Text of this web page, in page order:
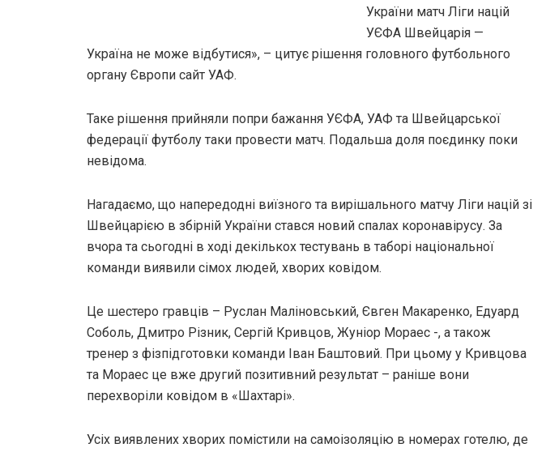
України матч Ліги націй
УЄФА Швейцарія —
Україна не може відбутися», – цитує рішення головного футбольного
органу Європи сайт УАФ.
Таке рішення прийняли попри бажання УЄФА, УАФ та Швейцарської
федерації футболу таки провести матч. Подальша доля поєдинку поки
невідома.
Нагадаємо, що напередодні виїзного та вирішального матчу Ліги націй зі
Швейцарією в збірній України стався новий спалах коронавірусу. За
вчора та сьогодні в ході декількох тестувань в таборі національної
команди виявили сімох людей, хворих ковідом.
Це шестеро гравців – Руслан Маліновський, Євген Макаренко, Едуард
Соболь, Дмитро Різник, Сергій Кривцов, Жуніор Мораес -, а також
тренер з фізпідготовки команди Іван Баштовий. При цьому у Кривцова
та Мораес це вже другий позитивний результат – раніше вони
перехворіли ковідом в «Шахтарі».
Усіх виявлених хворих помістили на самоізоляцію в номерах готелю, де